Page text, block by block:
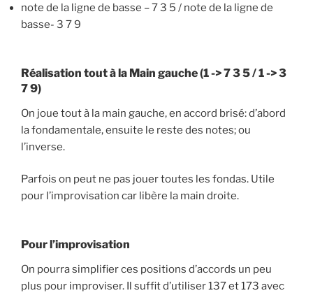
note de la ligne de basse – 7 3 5 / note de la ligne de
basse- 3 7 9
Réalisation tout à la Main gauche (1 -> 7 3 5 / 1 -> 3
7 9)
On joue tout à la main gauche, en accord brisé: d’abord
la fondamentale, ensuite le reste des notes; ou
l’inverse.
Parfois on peut ne pas jouer toutes les fondas. Utile
pour l’improvisation car libère la main droite.
Pour l’improvisation
On pourra simplifier ces positions d’accords un peu
plus pour improviser. Il suffit d’utiliser 137 et 173 avec